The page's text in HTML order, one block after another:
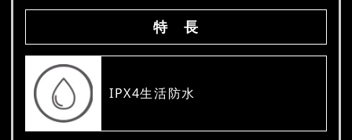
特 長
IPX4生活防水